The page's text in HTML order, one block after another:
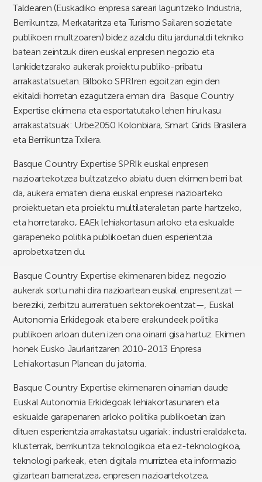
Taldearen (Euskadiko enpresa sareari laguntzeko Industria,
Berrikuntza, Merkataritza eta Turismo Sailaren sozietate
publikoen multzoaren) bidez azaldu ditu jardunaldi tekniko
batean zeintzuk diren euskal enpresen negozio eta
lankidetzarako aukerak proiektu publiko-pribatu
arrakastatsuetan. Bilboko SPRIren egoitzan egin den
ekitaldi horretan ezagutzera eman dira Basque Country
Expertise ekimena eta esportatutako lehen hiru kasu
arrakastatsuak: Urbe2050 Kolonbiara, Smart Grids Brasilera
eta Berrikuntza Txilera.
Basque Country Expertise SPRIk euskal enpresen
nazioartekotzea bultzatzeko abiatu duen ekimen berri bat
da, aukera ematen diena euskal enpresei nazioarteko
proiektuetan eta proiektu multilateraletan parte hartzeko,
eta horretarako, EAEk lehiakortasun arloko eta eskualde
garapeneko politika publikoetan duen esperientzia
aprobetxatzen du.
Basque Country Expertise ekimenaren bidez, negozio
aukerak sortu nahi dira nazioartean euskal enpresentzat —
bereziki, zerbitzu aurreratuen sektorekoentzat—, Euskal
Autonomia Erkidegoak eta bere erakundeek politika
publikoen arloan duten izen ona oinarri gisa hartuz. Ekimen
honek Eusko Jaurlaritzaren 2010-2013 Enpresa
Lehiakortasun Planean du jatorria.
Basque Country Expertise ekimenaren oinarrian daude
Euskal Autonomia Erkidegoak lehiakortasunaren eta
eskualde garapenaren arloko politika publikoetan izan
dituen esperientzia arrakastatsu ugariak: industri eraldaketa,
klusterrak, berrikuntza teknologikoa eta ez-teknologikoa,
teknologi parkeak, eten digitala murriztea eta informazio
gizartean barneratzea, enpresen nazioartekotzea,